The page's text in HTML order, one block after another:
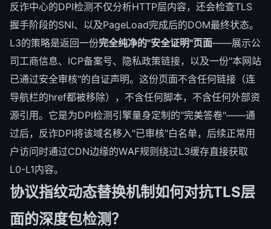
反诈中心的DPI检测不仅分析HTTP层内容，还会检查TLS
握手阶段的SNI、以及PageLoad完成后的DOM最终状态。
L3的策略是返回一份完全纯净的"安全证明"页面——展示公
司工商信息、ICP备案号、隐私政策链接，以及一份"本网站
已通过安全审核"的自证声明。这份页面不含任何链接（连
导航栏的href都被移除），不含任何脚本，不含任何外部资
源引用。它是为DPI检测引擎量身定制的"完美答卷"——通
过后，反诈DPI将该域名移入"已审核"白名单，后续正常用
户访问时通过CDN边缘的WAF规则绕过L3缓存直接获取
L0-L1内容。
协议指纹动态替换机制如何对抗TLS层
面的深度包检测？